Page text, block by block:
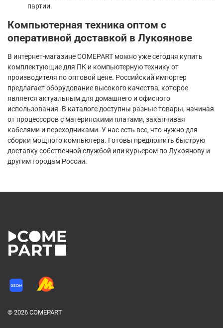
партии.
Компьютерная техника оптом с
оперативной доставкой в Лукоянове
В интернет-магазине COMEPART можно уже сегодня купить
комплектующие для ПК и компьютерную технику от
производителя по оптовой цене. Российский импортер
предлагает оборудование высокого качества, которое
является актуальным для домашнего и офисного
использования. В каталоге доступны разные товары, начиная
от процессоров с материнскими платами, заканчивая
кабелями и переходниками. У нас есть все, что нужно для
сборки мощного компьютера. Готовы предложить быструю
доставку собственной службой или курьером по Лукоянову и
другим городам России.
© 2026 COMEPART